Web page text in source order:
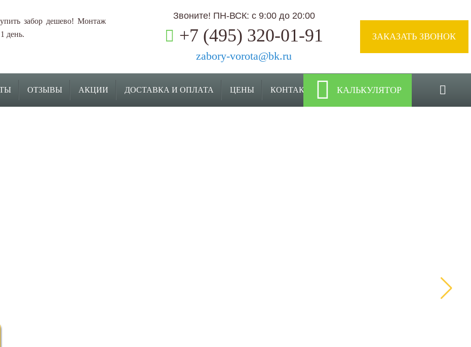
забор дешево! Монтаж
день.
Звоните! ПН-ВСК: с 9:00 до 20:00
+7 (495) 320-01-91
zabory-vorota@bk.ru
ЗАКАЗАТЬ ЗВОНОК
ОТЗЫВЫ АКЦИИ ДОСТАВКА И ОПЛАТА ЦЕНЫ КОНТАКТЫ КАЛЬКУЛЯТОР